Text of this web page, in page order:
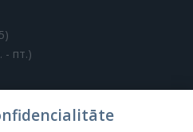
- пт.)